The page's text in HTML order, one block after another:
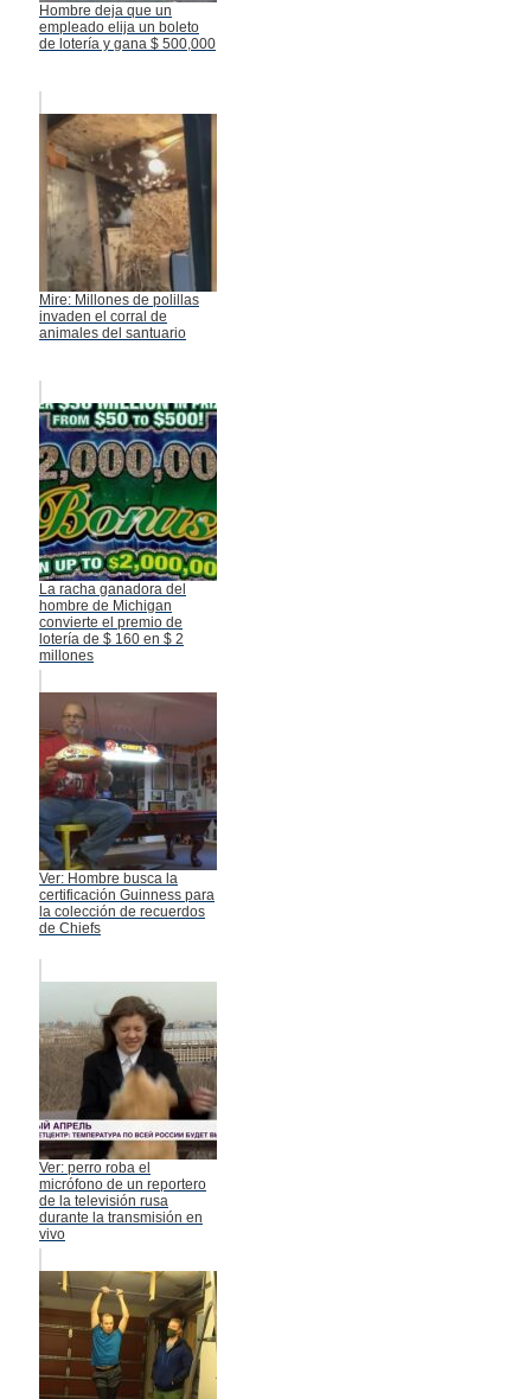
Hombre deja que un
empleado elija un boleto
de lotería y gana $ 500,000
Mire: Millones de polillas
invaden el corral de
animales del santuario
La racha ganadora del
hombre de Michigan
convierte el premio de
lotería de $ 160 en $ 2
millones
Ver: Hombre busca la
certificación Guinness para
la colección de recuerdos
de Chiefs
Ver: perro roba el
micrófono de un reportero
de la televisión rusa
durante la transmisión en
vivo